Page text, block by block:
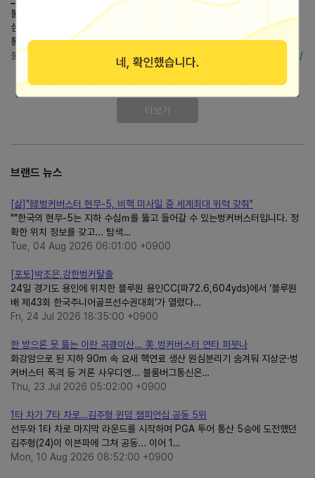
불설천수천안관세음보살광대원만무애대비심다라니경 K0294 T1060 대비
심다라니경 ● 한글대장경 해당부분 열람I ● 한글대장경 해당부분 열람II ○
통합대장경 사이트 ※ 이하 부분은 위...
불교진리와실천 - 불교진리와실천
https://buddhism007.tistory.com/
더보기
브랜드 뉴스
[삶]"韓벙커버스터 현무-5, 비핵 미사일 중 세계최대 위력 갖춰"
""한국의 현무-5는 지하 수십ｍ를 뚫고 들어갈 수 있는벙커버스터입니다. 정
확한 위치 정보를 갖고... 탐색…
Tue, 04 Aug 2026 06:01:00 +0900
[포토]박조은,강한벙커탈출
24일 경기도 용인에 위치한 블루원 용인CC(파72.6,604yds)에서 ‘블루원
배 제43회 한국주니어골프선수권대회’가 열렸다…
Fri, 24 Jul 2026 18:35:00 +0900
한 방으론 못 뚫는 이란 곡괭이산… 美,벙커버스터 연타 퍼붓나
화강암으로 된 지하 90m 속 요새 핵연료 생산 원심분리기 숨겨둬 지상군·벙
커버스터 폭격 등 거론 사우디엔... 블룸버그통신은…
Thu, 23 Jul 2026 05:02:00 +0900
1타 차가 7타 차로…김주형 윈덤 챔피언십 공동 5위
선두와 1타 차로 마지막 라운드를 시작하며 PGA 투어 통산 5승에 도전했던
김주형(24)이 이븐파에 그쳐 공동... 이어 1…
Mon, 10 Aug 2026 08:52:00 +0900